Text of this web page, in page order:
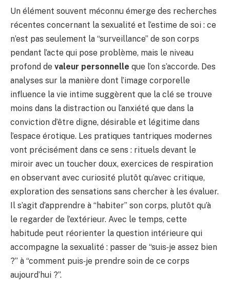
Un élément souvent méconnu émerge des recherches
récentes concernant la sexualité et l’estime de soi : ce
n’est pas seulement la “surveillance” de son corps
pendant l’acte qui pose problème, mais le niveau
profond de valeur personnelle que l’on s’accorde. Des
analyses sur la manière dont l’image corporelle
influence la vie intime suggèrent que la clé se trouve
moins dans la distraction ou l’anxiété que dans la
conviction d’être digne, désirable et légitime dans
l’espace érotique. Les pratiques tantriques modernes
vont précisément dans ce sens : rituels devant le
miroir avec un toucher doux, exercices de respiration
en observant avec curiosité plutôt qu’avec critique,
exploration des sensations sans chercher à les évaluer.
Il s’agit d’apprendre à “habiter” son corps, plutôt qu’à
le regarder de l’extérieur. Avec le temps, cette
habitude peut réorienter la question intérieure qui
accompagne la sexualité : passer de “suis‑je assez bien
?” à “comment puis‑je prendre soin de ce corps
aujourd’hui ?”.